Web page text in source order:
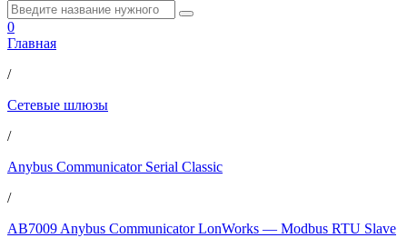
0
Главная
/
Сетевые шлюзы
/
Anybus Communicator Serial Classic
/
AB7009 Anybus Communicator LonWorks — Modbus RTU Slave